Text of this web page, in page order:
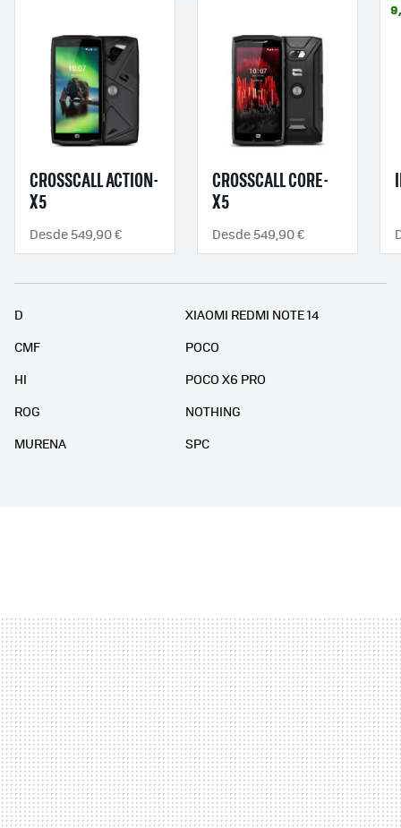
CROSSCALL ACTION-
X5
Desde 549,90 €
CROSSCALL CORE-
X5
Desde 549,90 €
D
XIAOMI REDMI NOTE 14
CMF
POCO
HI
POCO X6 PRO
ROG
NOTHING
MURENA
SPC